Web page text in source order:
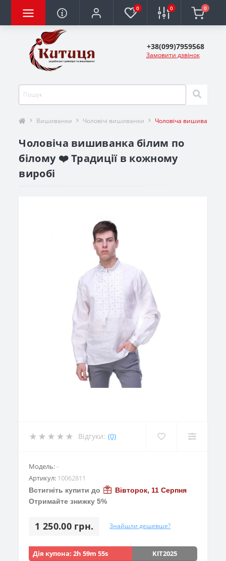
0 0 0
+38(099)7959568
Замовити дзвінок
Вишиванки Чоловічі вишиванки Чоловіча вишиванка
Чоловіча вишиванка білим по
білому ❤️ Традиції в кожному
виробі
Відгуки: (0)
Модель:-
Артикул: 10062811
Встигніть купити до
Вівторок, 11 Серпня
Отримайте знижку 5%
1 250.00 грн. Знайшли дешевше?
Дія купона:2h 59m 53s KIT2025